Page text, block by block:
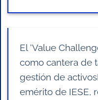
El ‘Value
como cantera de
gestión de
emérito de IESE,